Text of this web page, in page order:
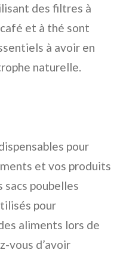
des filtres à
et à thé sont
à avoir en
naturelle.
pour
et vos produits
sacs poubelles
pour
aliments lors de
vous d’avoir